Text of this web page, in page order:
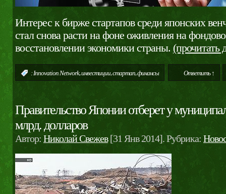
Интерес к бирже стартапов среди японских
стал снова расти на фоне оживления на
восстановлении экономики страны.
: Innovation Network, инвестиции стартап финансы Ответить ↑
Правительство Японии отберет у
млрд. долларов
Автор: Николай Свежев[31 Янв 2014]. Рубрика: